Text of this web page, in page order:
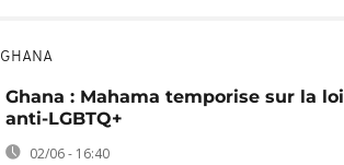
GHANA
Ghana : Mahama temporise sur la loi
anti-LGBTQ+
02/06 - 16:40